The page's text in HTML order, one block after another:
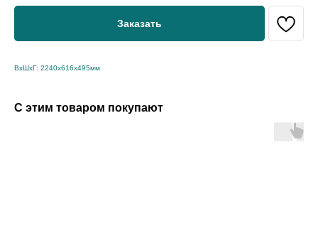
Заказать
ВхШхГ: 2240х616х495мм
С этим товаром покупают